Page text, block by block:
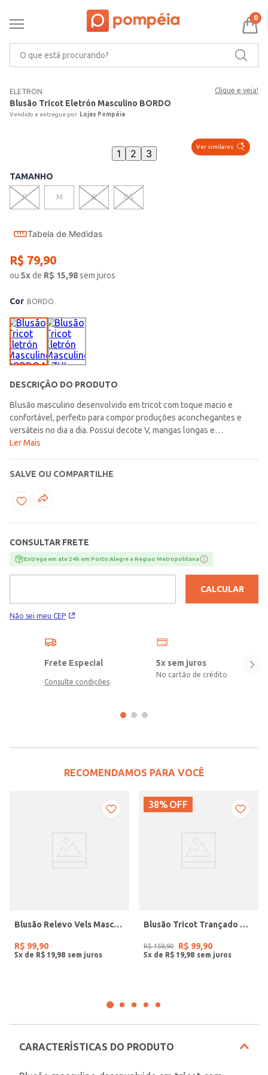
0
ELETRON Clique e veja!
Blusão Tricot Eletrón Masculino BORDO
Lojas Pompéia
Ver similares
1 2 3
TAMANHO
P M G GG
Tabela de Medidas
R$ 79,90
ou 5xde R$ 15,98sem juros
Cor BORDO
DESCRIÇÃO DO PRODUTO
Blusão masculino desenvolvido em tricot com toque macio e
confortável, perfeito para compor produções aconchegantes e
versáteis no dia a dia. Possui decote V, mangas longas e
acabamentos em pontos canelados que garantem um caimento
uma peça prática para acompanhar diversos momentos da rotina
com muito estilo. Uma opção confortável e versátil, ideal para
compor produções casuais e sofisticadas nos dias mais
Ler Mais
SALVE OU COMPARTILHE
CONSULTAR FRETE
Entrega em ate 24h em Porto Alegre e Regiao Metropolitana
Não sei meu CEP
CALCULAR
Frete Especial
Consulte condições
5x sem juros
No cartão de crédito
RECOMENDAMOS PARA VOCÊ
Blusão Relevo Vels Masculino BEGE
R$ 99,90
5x de R$ 19 98
38% OFF
Blusão Tricot Trançado Dixie Masculino BEGE
R$ 159,90 R$ 99,90
5x de R$ 19 98
CARACTERÍSTICAS DO PRODUTO